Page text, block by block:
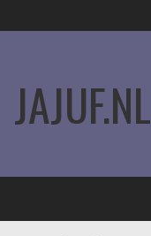
JAJUF.NL